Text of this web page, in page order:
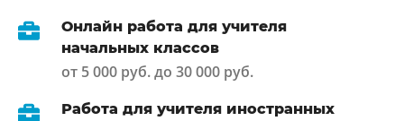
Онлайн работа для учителя
начальных классов
от 5 000 руб. до 30 000 руб.
Работа для учителя иностранных